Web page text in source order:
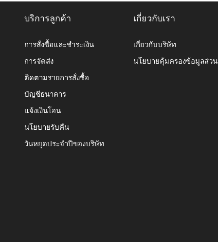
บริการลูกค้า
การสั่งซื้อและชำระเงิน
การจัดส่ง
ติดตามรายการสั่งซื้อ
บัญชีธนาคาร
แจ้งเงินโอน
นโยบายรับคืน
วันหยุดประจำปีของบริษัท
เกี่ยวกับเรา
เกี่ยวกับบริษัท
นโยบายคุ้มครองข้อมูลส่ว